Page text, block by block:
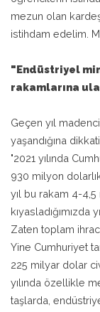
mezun olan
istihdam edelim.
"Endüstriyel
rakamlarına
Geçen yıl
yaşandığına
"2021 yılında
930 milyon
yıl bu rakam 4-4,5
kıyasladığımızda
Zaten toplam
Yine Cumhuriyet
225 milyar dolar
yılında özellikle
taşlarda,